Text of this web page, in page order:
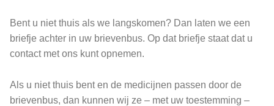
Bent u niet thuis als we langskomen? Dan laten we een
briefje achter in uw brievenbus. Op dat briefje staat dat u
contact met ons kunt opnemen.
Als u niet thuis bent en de medicijnen passen door de
brievenbus, dan kunnen wij ze – met uw toestemming –